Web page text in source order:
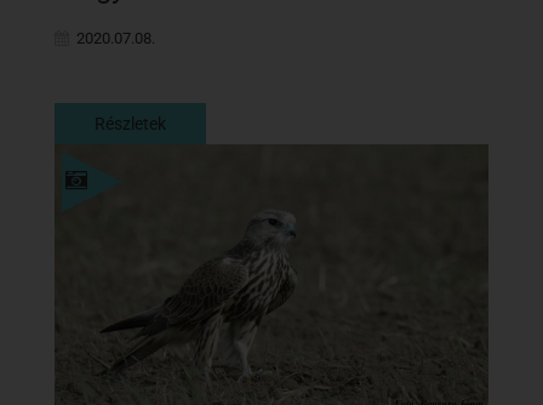
2020.07.08.
Részletek
Részletek